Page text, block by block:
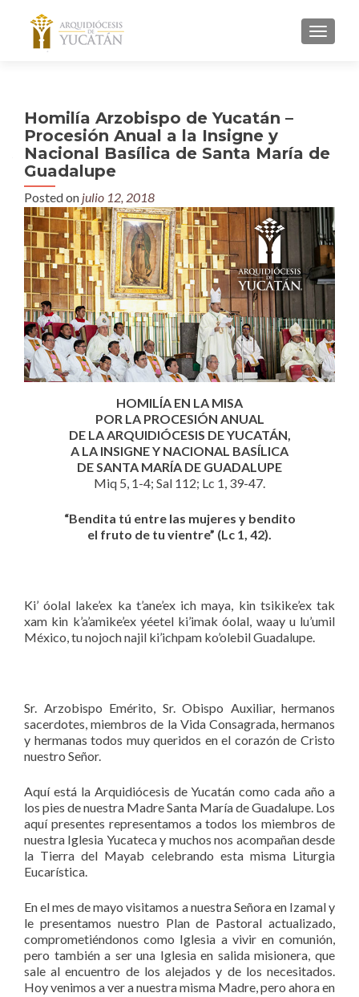
MENU
Homilía Arzobispo de Yucatán –
Procesión Anual a la Insigne y
Nacional Basílica de Santa María de
Guadalupe
Posted on julio 12, 2018
HOMILÍA EN LA MISA
POR LA PROCESIÓN ANUAL
DE LA ARQUIDIÓCESIS DE YUCATÁN,
A LA INSIGNE Y NACIONAL BASÍLICA
DE SANTA MARÍA DE GUADALUPE
Miq 5, 1-4; Sal 112; Lc 1, 39-47.
“Bendita tú entre las mujeres y bendito
el fruto de tu vientre” (Lc 1, 42).
Ki’ óolal lake’ex ka t’ane’ex ich maya, kin tsikike’ex tak
xam kin k’a’amike’ex yéetel ki’imak óolal, waay u lu’umil
México, tu nojoch najil ki’ichpam ko’olebil Guadalupe.
Sr. Arzobispo Emérito, Sr. Obispo Auxiliar, hermanos
sacerdotes, miembros de la Vida Consagrada, hermanos
y hermanas todos muy queridos en el corazón de Cristo
nuestro Señor.
Aquí está la Arquidiócesis de Yucatán como cada año a
los pies de nuestra Madre Santa María de Guadalupe. Los
aquí presentes representamos a todos los miembros de
nuestra Iglesia Yucateca y muchos nos acompañan desde
la Tierra del Mayab celebrando esta misma Liturgia
Eucarística.
En el mes de mayo visitamos a nuestra Señora en Izamal y
le presentamos nuestro Plan de Pastoral actualizado,
comprometiéndonos como Iglesia a vivir en comunión,
pero también a ser una Iglesia en salida misionera, que
sale al encuentro de los alejados y de los necesitados.
Hoy venimos a ver a nuestra misma Madre, pero ahora en